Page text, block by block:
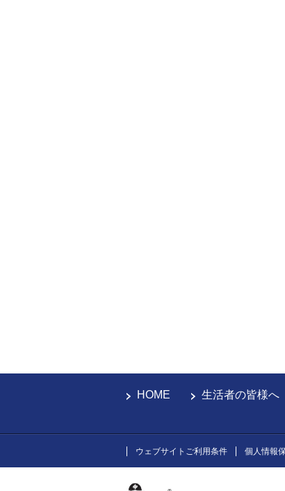
HOME 生活者の皆様へ
ウェブサイトご利用条件 個人情報